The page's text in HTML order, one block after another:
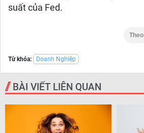
suất của Fed.
Theo
Từ khóa: Doanh Nghiệp
BÀI VIẾT LIÊN QUAN